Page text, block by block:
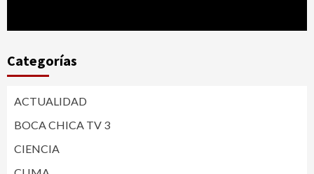
Categorías
ACTUALIDAD
BOCA CHICA TV 3
CIENCIA